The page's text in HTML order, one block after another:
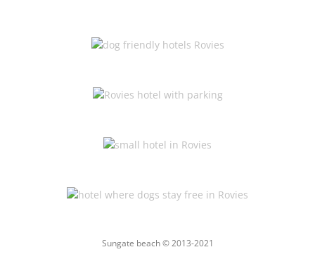
Sungate beach © 2013-2021